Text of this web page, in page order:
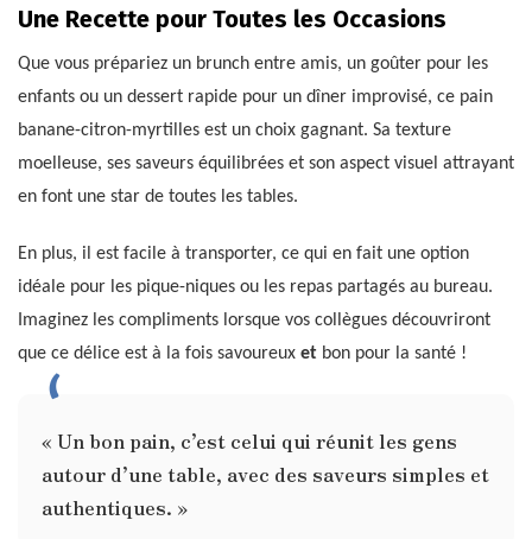
Une Recette pour Toutes les Occasions
Que vous prépariez un brunch entre amis, un goûter pour les
enfants ou un dessert rapide pour un dîner improvisé, ce pain
banane-citron-myrtilles est un choix gagnant. Sa texture
moelleuse, ses saveurs équilibrées et son aspect visuel attrayant
en font une star de toutes les tables.
En plus, il est facile à transporter, ce qui en fait une option
idéale pour les pique-niques ou les repas partagés au bureau.
Imaginez les compliments lorsque vos collègues découvriront
que ce délice est à la fois savoureux et bon pour la santé !
« Un bon pain, c’est celui qui réunit les gens
autour d’une table, avec des saveurs simples et
authentiques. »